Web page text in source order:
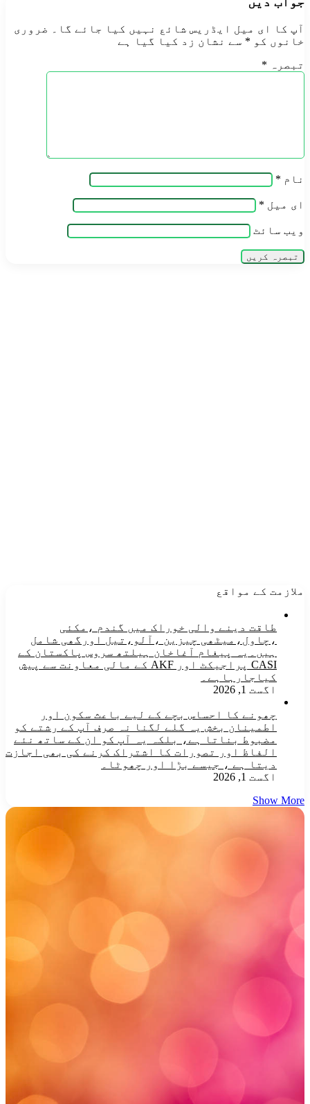
آپ کا ای میل ایڈریس شائع نہیں کیا جائے گا۔
ضروری
خانوں کو * سے نشان زد کیا گیا ہے
تبصرہ *
نام *
ای میل *
ویب‌ سائٹ
ملازمت کے مواقع
طاقت دینے والی خوراک میں گندم ،مکئی
،چاول،میٹھی چیزین ،آلو،تیل اورگھی شامل
ہیں۔یہ پیغام آغاخان ہیلتھ سروس پاکستان کے
CASI پراجیکٹ اور AKF کے مالی معاونت سے پیش
کیاجارہاہے۔
اگست 1, 2026
چھونے کا احساس بچے کے لیے باعث سکون اور
اطمینان بخش یہ گلے لگنا نہ صرف آپ کے رشتے کو
مضبوط بناتا ہے، بلکہ یہ آپ کو ان کے ساتھ نئے
الفاظ اور تصورات کا اشتراک کرنے کی بھی اجازت
دیتا ہے ، جیسے بڑا اور چھوٹا۔
اگست 1, 2026
Show More